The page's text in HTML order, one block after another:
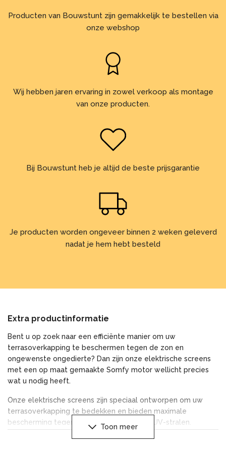
Producten van Bouwstunt zijn gemakkelijk te bestellen via
onze webshop
Wij hebben jaren ervaring in zowel verkoop als montage
van onze producten.
Bij Bouwstunt heb je altijd de beste prijsgarantie
Je producten worden ongeveer binnen 2 weken geleverd
nadat je hem hebt besteld
Extra productinformatie
Bent u op zoek naar een efficiënte manier om uw
terrasoverkapping te beschermen tegen de zon en
ongewenste ongedierte? Dan zijn onze elektrische screens
met een op maat gemaakte Somfy motor wellicht precies
wat u nodig heeft.
Onze elektrische screens zijn speciaal ontworpen om uw
terrasoverkapping te bedekken en bieden maximale
bescherming tegen de zon en schadelijke UV-stralen.
Toon meer